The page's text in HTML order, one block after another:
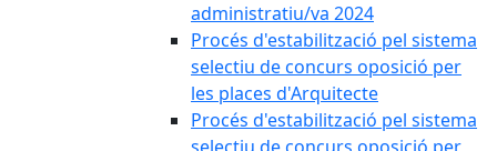
administratiu/va 2024
Procés d'estabilització pel sistema
selectiu de concurs oposició per
les places d'Arquitecte
Procés d'estabilització pel sistema